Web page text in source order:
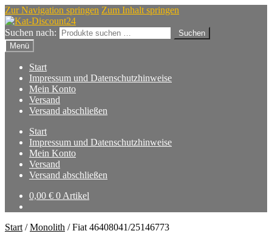
Zur Navigation springen Zum Inhalt springen
Suchen nach:
Suchen
Menü
Start
Impressum und Datenschutzhinweise
Mein Konto
Versand
Versand abschließen
Start
Impressum und Datenschutzhinweise
Mein Konto
Versand
Versand abschließen
0,00 € 0 Artikel
Start /Monolith /Fiat 46408041/25146773